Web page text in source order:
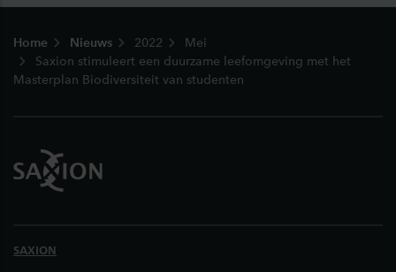
Home Nieuws 2022
Mei
Saxion stimuleert een duurzame leefomgeving met het
Masterplan Biodiversiteit van studenten
SAXION